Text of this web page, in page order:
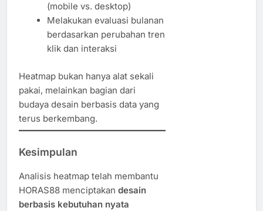
(mobile vs. desktop)
Melakukan evaluasi bulanan
berdasarkan perubahan tren
klik dan interaksi
Heatmap bukan hanya alat sekali
pakai, melainkan bagian dari
budaya desain berbasis data yang
terus berkembang.
Kesimpulan
Analisis heatmap telah membantu
HORAS88 menciptakan desain
berbasis kebutuhan nyata